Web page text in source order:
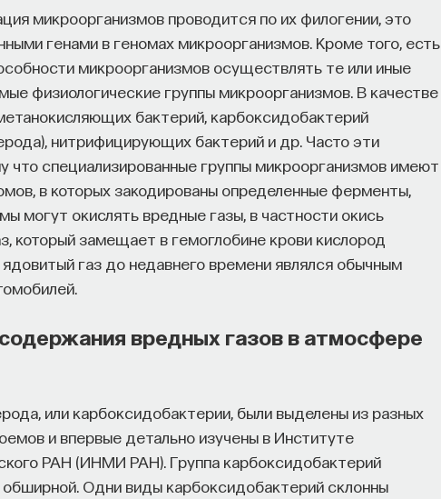
микроорганизмов проводится по их филогении, это
генами в геномах микроорганизмов. Кроме того, есть
микроорганизмов осуществлять те или иные
физиологические группы микроорганизмов. В качестве
бактерий, карбоксидобактерий
нитрифицирующих бактерий и др. Часто эти
что специализированные группы микроорганизмов имеют
в которых закодированы определенные ферменты,
могут окислять вредные газы, в частности окись
который замещает в гемоглобине крови кислород
газ до недавнего времени являлся обычным
вредных газов в атмосфере
или карбоксидобактерии, были выделены из разных
и впервые детально изучены в Институте
РАН (ИНМИ РАН). Группа карбоксидобактерий
обширной. Одни виды карбоксидобактерий склонны